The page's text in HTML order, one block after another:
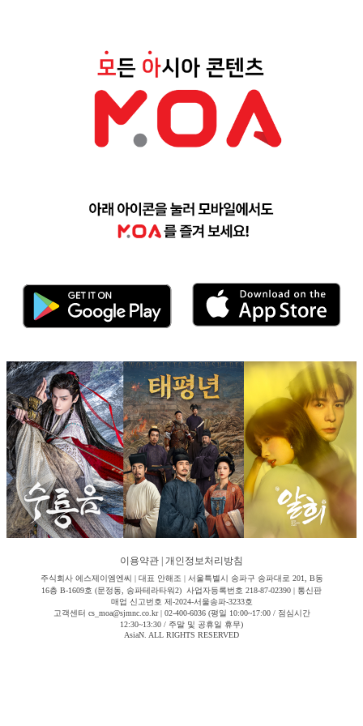
이용약관 개인정보처리방침
주식회사 에스제이엠엔씨 | 대표 안해조 | 서울특별시 송파구 송파대로 201, B동
16층 B-1609호 (문정동, 송파테라타워2) 사업자등록번호 218-87-02390 | 통신판
매업 신고번호 제-2024-서울송파-3233호
고객센터 cs_moa@sjmnc.co.kr | 02-400-6036 (평일 10:00~17:00 / 점심시간
12:30~13:30 / 주말 및 공휴일 휴무)
AsiaN. ALL RIGHTS RESERVED